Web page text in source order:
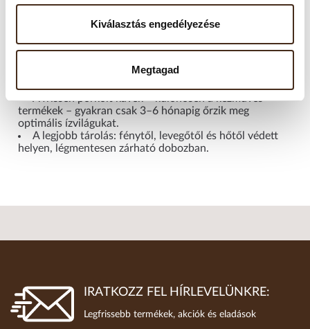
Kiválasztás engedélyezése
Megtagad
azonnali romlását, azonban az aroma, olajok és íz idővel
jelentősen csökkenhetnek.
A frissen pörkölt kávék – különösen a kézműves
termékek – gyakran csak 3–6 hónapig őrzik meg
optimális ízvilágukat.
A legjobb tárolás: fénytől, levegőtől és hőtől védett
helyen, légmentesen zárható dobozban.
IRATKOZZ FEL HÍRLEVELÜNKRE:
Legfrissebb termékek, akciók és eladások